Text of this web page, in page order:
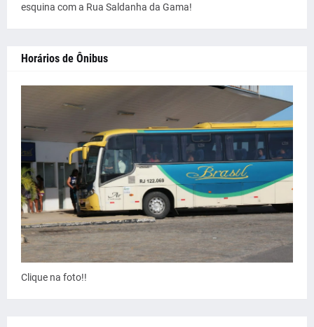
esquina com a Rua Saldanha da Gama!
Horários de Ônibus
Clique na foto!!